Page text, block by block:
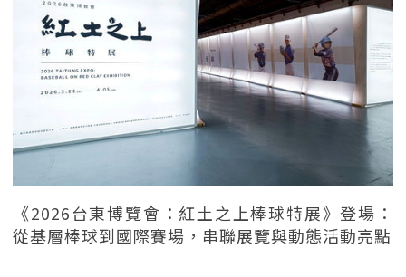
《2026台東博覽會：紅土之上棒球特展》登場：
從基層棒球到國際賽場，串聯展覽與動態活動亮點